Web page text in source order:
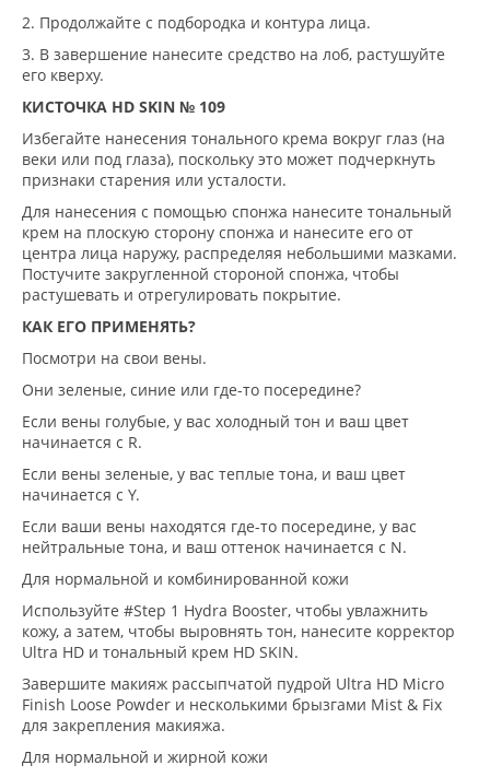
2. Продолжайте с подбородка и контура лица.
3. В завершение нанесите средство на лоб, растушуйте
его кверху.
КИСТОЧКА HD SKIN № 109
Избегайте нанесения тонального крема вокруг глаз (на
веки или под глаза), поскольку это может подчеркнуть
признаки старения или усталости.
Для нанесения с помощью спонжа нанесите тональный
крем на плоскую сторону спонжа и нанесите его от
центра лица наружу, распределяя небольшими мазками.
Постучите закругленной стороной спонжа, чтобы
растушевать и отрегулировать покрытие.
КАК ЕГО ПРИМЕНЯТЬ?
Посмотри на свои вены.
Они зеленые, синие или где-то посередине?
Если вены голубые, у вас холодный тон и ваш цвет
начинается с R.
Если вены зеленые, у вас теплые тона, и ваш цвет
начинается с Y.
Если ваши вены находятся где-то посередине, у вас
нейтральные тона, и ваш оттенок начинается с N.
Для нормальной и комбинированной кожи
Используйте #Step 1 Hydra Booster, чтобы увлажнить
кожу, а затем, чтобы выровнять тон, нанесите корректор
Ultra HD и тональный крем HD SKIN.
Завершите макияж рассыпчатой пудрой Ultra HD Micro
Finish Loose Powder и несколькими брызгами Mist & Fix
для закрепления макияжа.
Для нормальной и жирной кожи